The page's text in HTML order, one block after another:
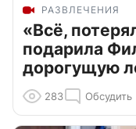
РАЗВЛЕЧЕНИЯ
«Всё,
подарила
дорогущую
283 Обсудить